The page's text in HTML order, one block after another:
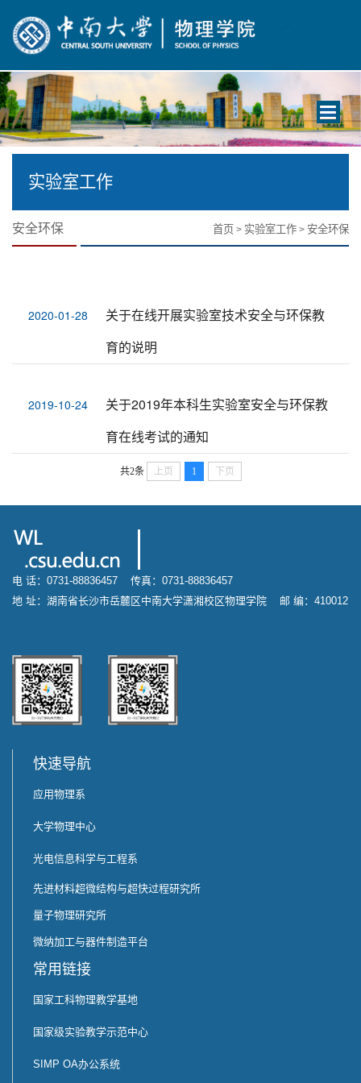
Toggle
实验室工作
安全环保 首页 > 实验室工作 > 安全环保
2020-01-28
关于在线开展实验室技术安全与环保教
育的说明
2019-10-24
关于2019年本科生实验室安全与环保教
育在线考试的通知
共2条 上页 1 下页
电 话：0731-88836457 传真：0731-88836457
地 址：湖南省长沙市岳麓区中南大学潇湘校区物理学院 邮 编：410012
快速导航
应用物理系
大学物理中心
光电信息科学与工程系
先进材料超微结构与超快过程研究所
量子物理研究所
微纳加工与器件制造平台
常用链接
国家工科物理教学基地
国家级实验教学示范中心
SIMP OA办公系统